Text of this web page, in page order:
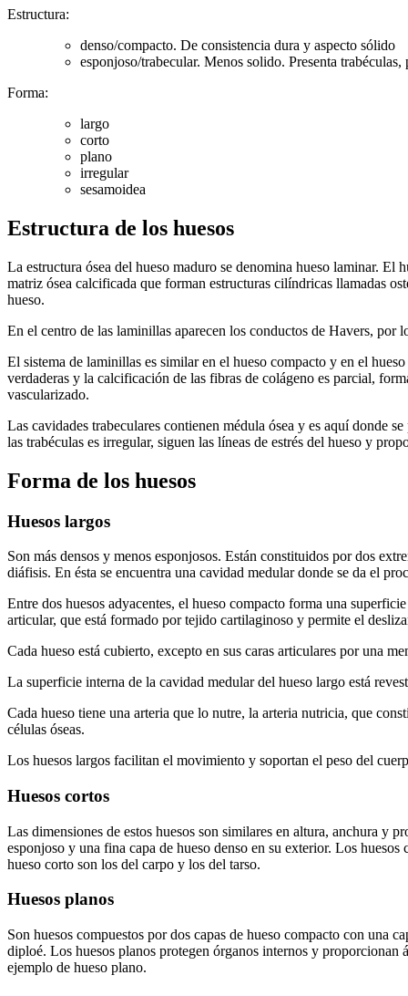
Estructura:
denso/compacto. De consistencia dura y aspecto sólido
esponjoso/trabecular. Menos solido. Presenta trabéculas,
Forma:
largo
corto
plano
irregular
sesamoidea
Estructura de los huesos
La estructura ósea del hueso maduro se denomina hueso laminar.
matriz ósea calcificada que forman estructuras cilíndricas llamadas
hueso.
En el centro de las laminillas aparecen los conductos de Havers, por
El sistema de laminillas es similar en el hueso compacto y en el
verdaderas y la calcificación de las fibras de colágeno es parcial,
vascularizado.
Las cavidades trabeculares contienen médula ósea y es aquí donde
las trabéculas es irregular, siguen las líneas de estrés del hueso y
Forma de los huesos
Huesos largos
Son más densos y menos esponjosos. Están constituidos por dos
diáfisis. En ésta se encuentra una cavidad medular donde se da el
Entre dos huesos adyacentes, el hueso compacto forma una
articular, que está formado por tejido cartilaginoso y permite el
Cada hueso está cubierto, excepto en sus caras articulares por una
La superficie interna de la cavidad medular del hueso largo está
Cada hueso tiene una arteria que lo nutre, la arteria nutricia, que
células óseas.
Los huesos largos facilitan el movimiento y soportan el peso del
Huesos cortos
Las dimensiones de estos huesos son similares en altura, anchura y
esponjoso y una fina capa de hueso denso en su exterior. Los
hueso corto son los del carpo y los del tarso.
Huesos planos
Son huesos compuestos por dos capas de hueso compacto con una
diploé. Los huesos planos protegen órganos internos y proporcionan
ejemplo de hueso plano.